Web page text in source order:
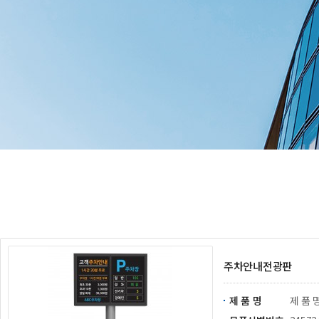
주차안내전광판
제 품 명
제 품